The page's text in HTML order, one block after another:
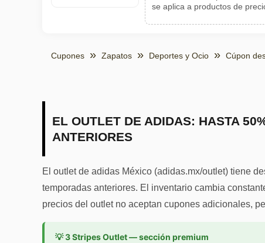
se aplica a productos de
Cupones Zapatos Deportes y Ocio Cúpon
EL OUTLET DE ADIDAS: HASTA
ANTERIORES
El outlet de adidas México (adidas.mx/outlet) tiene
temporadas anteriores. El inventario cambia
precios del outlet no aceptan cupones adicionales,
💡 3 Stripes Outlet — sección premium